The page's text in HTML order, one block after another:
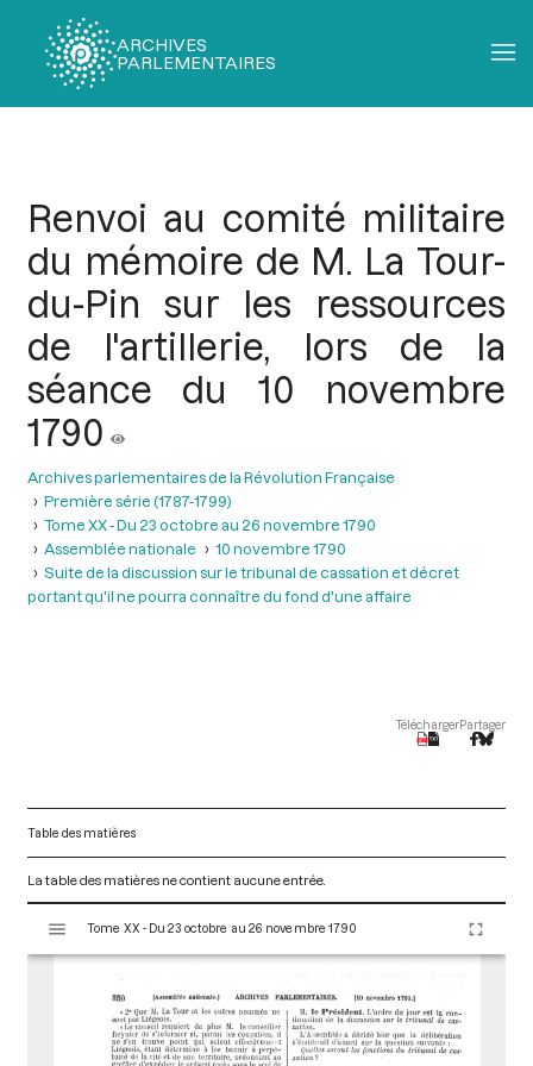
ARCHIVES
PARLEMENTAIRES
Renvoi au comité militaire
du mémoire de M. La Tour-
du-Pin sur les ressources
de l'artillerie, lors de la
séance du 10 novembre
1790
Archives parlementaires de la Révolution Française
Première série (1787-1799)
Tome XX - Du 23 octobre au 26 novembre 1790
Assemblée nationale
10 novembre 1790
Suite de la discussion sur le tribunal de cassation et décret
portant qu'il ne pourra connaître du fond d'une affaire
TéléchargerPartager
Table des matières
La table des matières ne contient aucune entrée.
s
Tome XX - Du 23 octobre au 26 novembre 1790